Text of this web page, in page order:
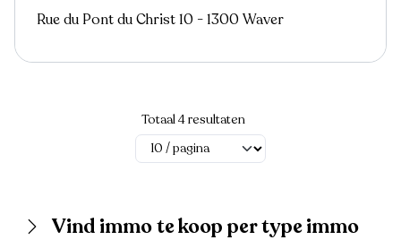
Rue du Pont du Christ 10 - 1300 Waver
Totaal 4 resultaten
Vind immo te koop per type immo